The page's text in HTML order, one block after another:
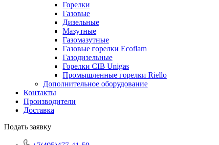
Горелки
Газовые
Дизельные
Мазутные
Газомазутные
Газовые горелки Ecoflam
Газодизельные
Горелки CIB Unigas
Промышленные горелки Riello
Дополнительное оборудование
Контакты
Производители
Доставка
Подать заявку